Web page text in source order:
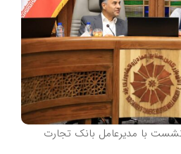
نشست با مدیرعامل بانک تجارت